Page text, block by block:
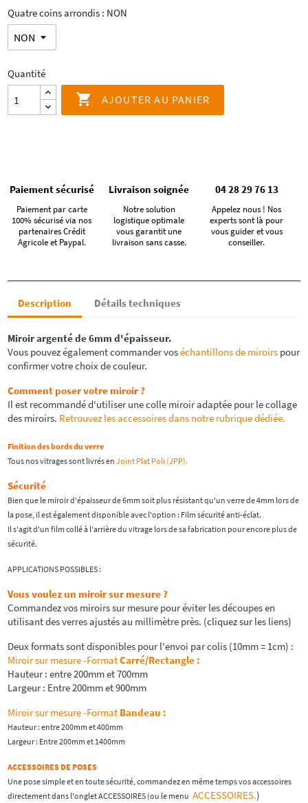
Quatre coins arrondis : NON
Quantité
 AJOUTER AU PANIER
Paiement sécurisé
Paiement par carte
100% sécurisé via nos
partenaires Crédit
Agricole et Paypal.
Livraison soignée
Notre solution
logistique optimale
vous garantit une
livraison sans casse.
04 28 29 76 13
Appelez nous ! Nos
experts sont là pour
vous guider et vous
conseiller.
Description Détails techniques
Miroir argenté de 6mm d'épaisseur.
Vous pouvez également commander voséchantillons de miroirs pour
confirmer votre choix de couleur.
Comment poser votre miroir ?
Il est recommandé d'utiliser une colle miroir adaptée pour le collage
des miroirs. Retrouvez les accessoires dans notre rubrique dédiée.
Finition des bords du verre
Tous nos vitrages sont livrés enJoint Plat Poli (JPP).
Sécurité
Bien que le miroir d'épaisseur de 6mm soit plus résistant qu'un verre de 4mm lors de
la pose, il est également disponible avec l'option : Film sécurité anti-éclat.
Il s'agit d'un film collé à l'arrière du vitrage lors de sa fabrication pour encore plus de
sécurité.
APPLICATIONS POSSIBLES :
Vous voulez un miroir sur mesure ?
Commandez vos miroirs sur mesure pour éviter les découpes en
utilisant des verres ajustés au millimètre près. (cliquez sur les liens)
Deux formats sont disponibles pour l'envoi par colis (10mm = 1cm) :
Miroir sur mesure -FormatCarré/Rectangle :
Hauteur : entre 200mm et 700mm
Largeur : Entre 200mm et 900mm
Miroir sur mesure -Format Bandeau :
Hauteur : entre 200mm et 400mm
Largeur : Entre 200mm et 1400mm
ACCESSOIRES DE POSES
Une pose simple et en toute sécurité, commandez en même temps vos accessoires
directement dans l'onglet ACCESSOIRES (ou le menu ACCESSOIRES.)